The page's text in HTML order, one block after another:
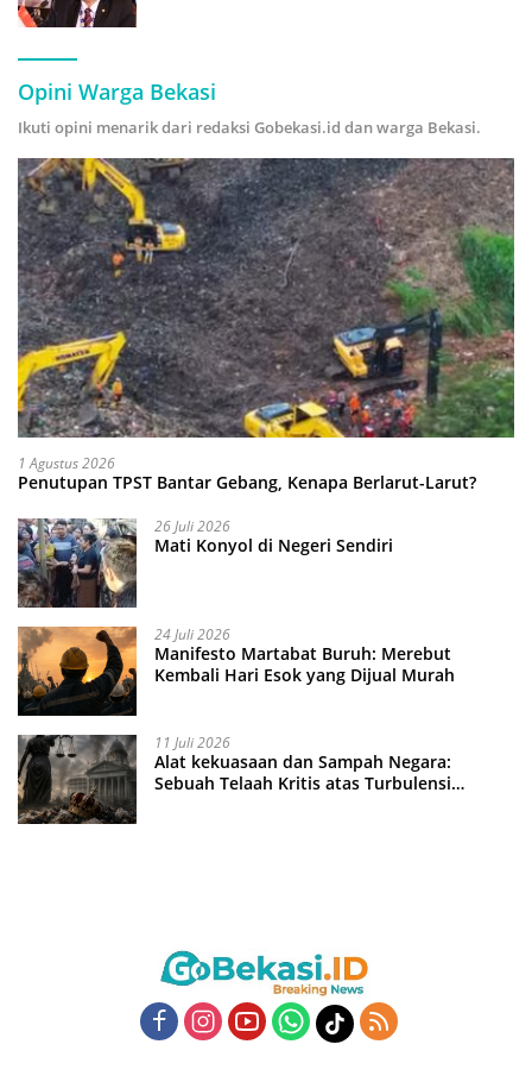
Opini Warga Bekasi
Ikuti opini menarik dari redaksi Gobekasi.id dan warga Bekasi.
1 Agustus 2026
Penutupan TPST Bantar Gebang, Kenapa Berlarut-Larut?
26 Juli 2026
Mati Konyol di Negeri Sendiri
24 Juli 2026
Manifesto Martabat Buruh: Merebut
Kembali Hari Esok yang Dijual Murah
11 Juli 2026
Alat kekuasaan dan Sampah Negara:
Sebuah Telaah Kritis atas Turbulensi